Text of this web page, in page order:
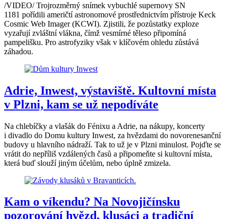
/VIDEO/ Trojrozměrný snímek vybuchlé supernovy SN
1181 pořídili američtí astronomové prostřednictvím přístroje Keck
Cosmic Web Imager (KCWI). Zjistili, že pozůstatky exploze
vyzařují zvláštní vlákna, čímž vesmírné těleso připomíná
pampelišku. Pro astrofyziky však v klíčovém ohledu zůstává
záhadou.
Adrie, Inwest, výstaviště. Kultovní místa
v Plzni, kam se už nepodíváte
Na chlebíčky a vlašák do Fénixu a Adrie, na nákupy, koncerty
i divadlo do Domu kultury Inwest, za hvězdami do novorenesanční
budovy u hlavního nádraží. Tak to už je v Plzni minulost. Pojďte se
vrátit do nepříliš vzdálených časů a připomeňte si kultovní místa,
která buď slouží jiným účelům, nebo úplně zmizela.
Kam o víkendu? Na Novojičínsku
pozorování hvězd, klusáci a tradiční